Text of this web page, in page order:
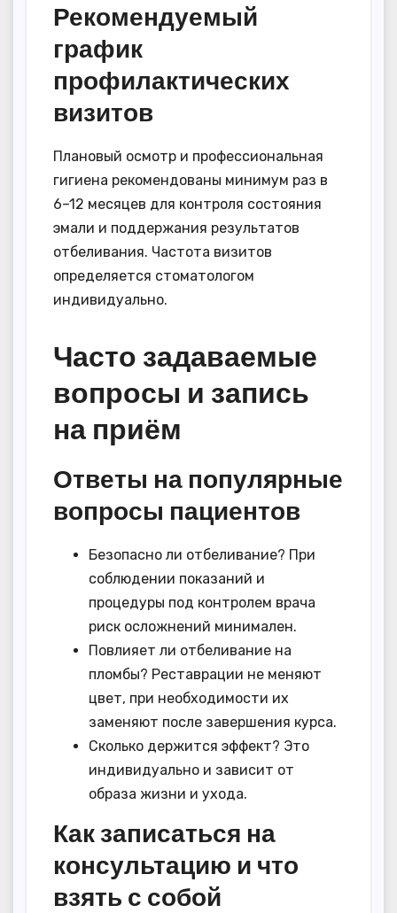
Рекомендуемый
график
профилактических
визитов
Плановый осмотр и профессиональная
гигиена рекомендованы минимум раз в
6–12 месяцев для контроля состояния
эмали и поддержания результатов
отбеливания. Частота визитов
определяется стоматологом
индивидуально.
Часто задаваемые
вопросы и запись
на приём
Ответы на популярные
вопросы пациентов
Безопасно ли отбеливание? При
соблюдении показаний и
процедуры под контролем врача
риск осложнений минимален.
Повлияет ли отбеливание на
пломбы? Реставрации не меняют
цвет, при необходимости их
заменяют после завершения курса.
Сколько держится эффект? Это
индивидуально и зависит от
образа жизни и ухода.
Как записаться на
консультацию и что
взять с собой